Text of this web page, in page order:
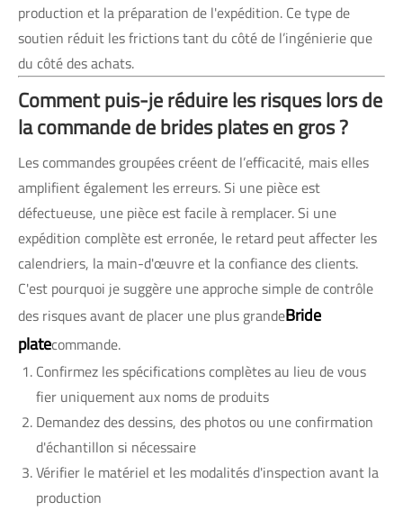
production et la préparation de l'expédition. Ce type de
soutien réduit les frictions tant du côté de l’ingénierie que
du côté des achats.
Comment puis-je réduire les risques lors de
la commande de brides plates en gros ?
Les commandes groupées créent de l’efficacité, mais elles
amplifient également les erreurs. Si une pièce est
défectueuse, une pièce est facile à remplacer. Si une
expédition complète est erronée, le retard peut affecter les
calendriers, la main-d'œuvre et la confiance des clients.
C'est pourquoi je suggère une approche simple de contrôle
des risques avant de placer une plus grandeBride
platecommande.
Confirmez les spécifications complètes au lieu de vous
fier uniquement aux noms de produits
Demandez des dessins, des photos ou une confirmation
d'échantillon si nécessaire
Vérifier le matériel et les modalités d'inspection avant la
production